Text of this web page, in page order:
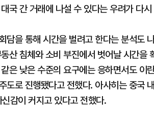
국 간 거래에 나설 수 있다는 우려가 다
담을 통해 시간을 벌려고 한다는 분석도
산 침체와 소비 부진에서 벗어날 시간을
은 낮은 수준의 요구에는 응하면서도 이
도로 진행됐다고 전했다. 아사히는 중국
감이 커지고 있다고 전했다.